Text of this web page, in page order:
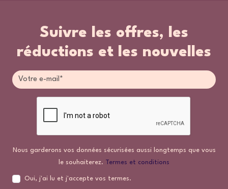
Suivre les offres, les
réductions et les nouvelles
Nous garderons vos données sécurisées aussi longtemps que vous
le souhaiterez. Termes et conditions
Oui, j'ai lu et j'accepte vos termes.